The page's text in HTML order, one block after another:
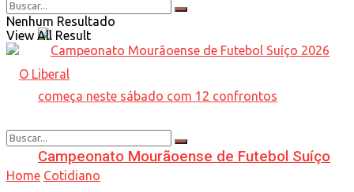
Campeonato Mourãoense de Futebol Suíço
Nenhum Resultado
View All Result
Home Cotidiano